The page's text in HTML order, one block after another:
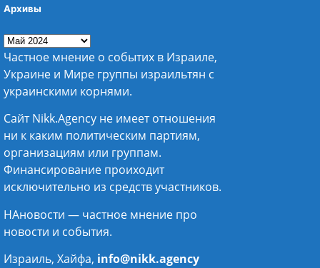
Архивы
Частное мнение о событих в Израиле,
Украине и Мире группы израильтян с
украинскими корнями.
Сайт Nikk.Agency не имеет отношения
ни к каким политическим партиям,
организациям или группам.
Финансирование проиходит
исключительно из средств участников.
НАновости — частное мнение про
новости и события.
Израиль, Хайфа, info@nikk.agency